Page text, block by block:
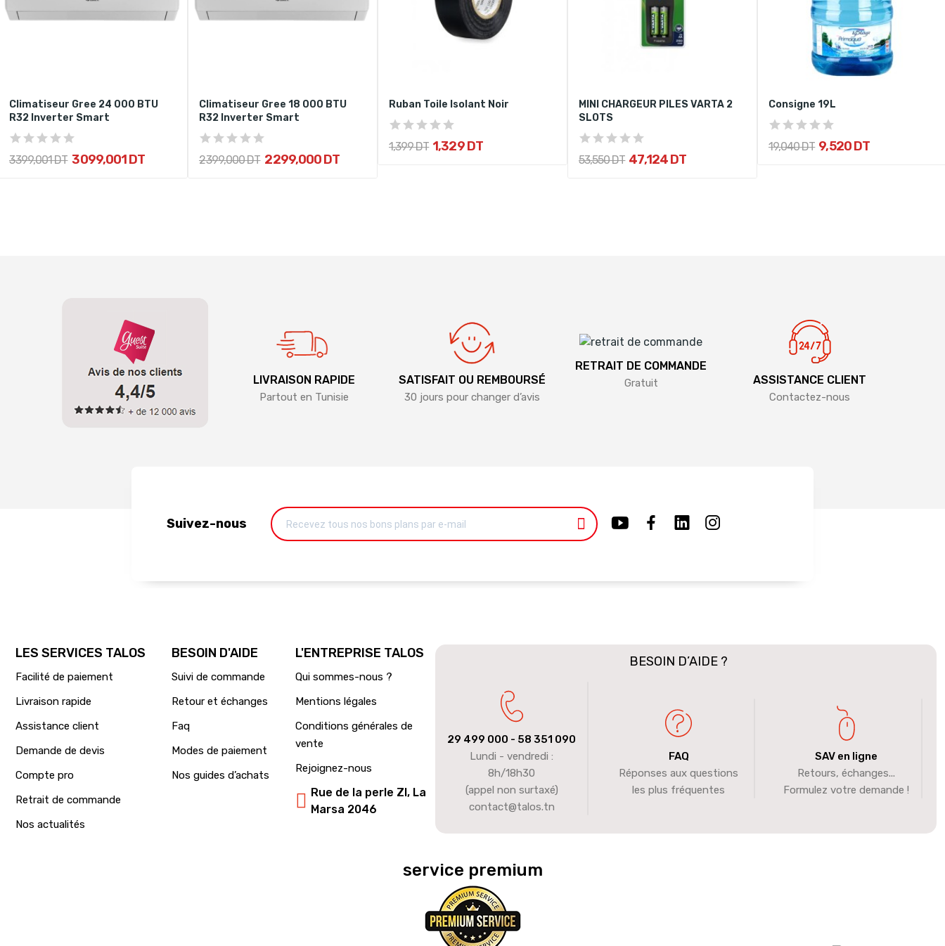
Climatiseur Gree 24 000 BTU
R32 Inverter Smart
3 399,001 DT 3 099,001 DT
Climatiseur Gree 18 000 BTU
R32 Inverter Smart
2 399,000 DT 2 299,000 DT
Ruban Toile Isolant Noir
1,399 DT 1,329 DT
MINI CHARGEUR PILES VARTA 2
SLOTS
53,550 DT 47,124 DT
Consigne 19L
19,040 DT 9,520 DT
LIVRAISON RAPIDE
Partout en Tunisie
SATISFAIT OU REMBOURSÉ
30 jours pour changer d’avis
RETRAIT DE COMMANDE
Gratuit ASSISTANCE CLIENT
Contactez-nous
Suivez-nous
LES SERVICES TALOS
Facilité de paiement
Livraison rapide
Assistance client
Demande de devis
Compte pro
Retrait de commande
Nos actualités
BESOIN D'AIDE
Suivi de commande
Retour et échanges
Faq
Modes de paiement
Nos guides d’achats
L'ENTREPRISE TALOS
Qui sommes-nous ?
Mentions légales
Conditions générales de
vente
Rejoignez-nous
Rue de la perle ZI, La
Marsa 2046
BESOIN D’AIDE ?
29 499 000 - 58 351 090
Lundi - vendredi :
8h/18h30
(appel non surtaxé)
contact@talos.tn
FAQ
Réponses aux questions
les plus fréquentes
SAV en ligne
Retours, échanges...
Formulez votre demande !
service premium